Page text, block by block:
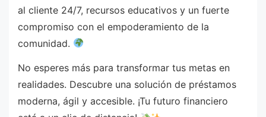
al cliente 24/7, recursos educativos y un fuerte
compromiso con el empoderamiento de la
comunidad.
No esperes más para transformar tus metas en
realidades. Descubre una solución de préstamos
moderna, ágil y accesible. ¡Tu futuro financiero